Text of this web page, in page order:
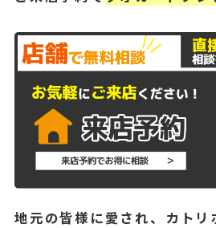
地元の皆様に愛され、カト